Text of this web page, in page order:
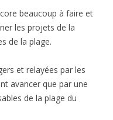
beaucoup à faire et
les projets de la
de la plage.
et relayées par les
avancer que par une
de la plage du